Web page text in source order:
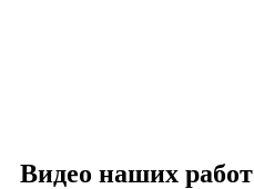
Видео наших работ